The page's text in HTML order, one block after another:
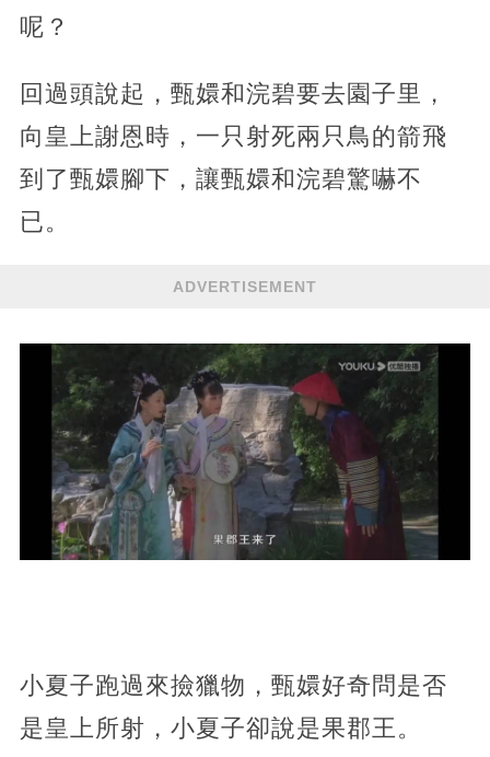
呢？
回過頭說起，甄嬛和浣碧要去園子里，
向皇上謝恩時，一只射死兩只鳥的箭飛
到了甄嬛腳下，讓甄嬛和浣碧驚嚇不
已。
ADVERTISEMENT
小夏子跑過來撿獵物，甄嬛好奇問是否
是皇上所射，小夏子卻說是果郡王。